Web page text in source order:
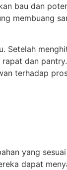
bau dan
membuang
Setelah
rapat dan pantry.
terhadap
yang
dapat